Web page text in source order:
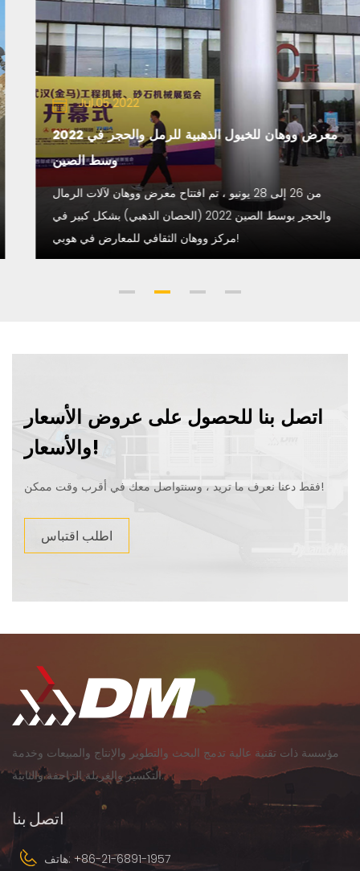
Jul.05 2022
2022 معرض ووهان للخيول الذهبية للرمل والحجر في
وسط الصين
من 26 إلى 28 يونيو ، تم افتتاح معرض ووهان لآلات الرمال
والحجر بوسط الصين 2022 (الحصان الذهبي) بشكل كبير في
مركز ووهان الثقافي للمعارض في هوبي!
اتصل بنا للحصول على عروض الأسعار
والأسعار!
فقط دعنا نعرف ما تريد ، وسنتواصل معك في أقرب وقت ممكن!
اطلب اقتباس
مؤسسة ذات تقنية عالية تدمج البحث والتطوير والإنتاج والمبيعات وخدمة
التكسير والغربلة الزاحفة والثابتة.
اتصل بنا
هاتف: +86-21-6891-1957